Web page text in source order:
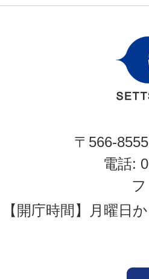
〒566-
電話:
【開庁時間】月曜日